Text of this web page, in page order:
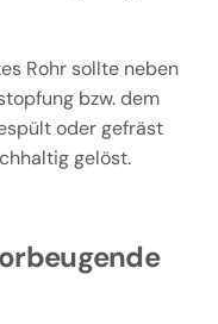
Rohr sollte neben
bzw. dem
oder gefräst
gelöst.